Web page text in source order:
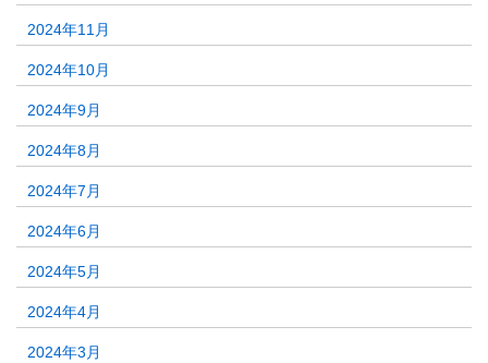
2024年11月
2024年10月
2024年9月
2024年8月
2024年7月
2024年6月
2024年5月
2024年4月
2024年3月